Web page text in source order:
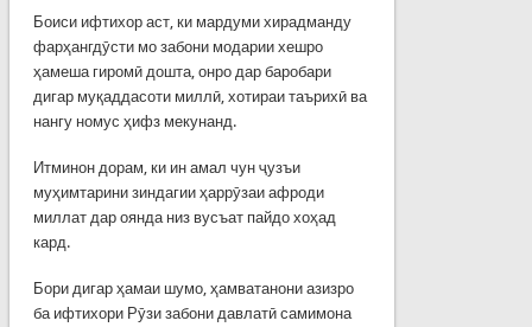
Боиси ифтихор аст, ки мардуми хирадманду
фарҳангдӯсти мо забони модарии хешро
ҳамеша гиромӣ дошта, онро дар баробари
дигар муқаддасоти миллӣ, хотираи таърихӣ ва
нангу номус ҳифз мекунанд.
Итминон дорам, ки ин амал чун ҷузъи
муҳимтарини зиндагии ҳаррӯзаи афроди
миллат дар оянда низ вусъат пайдо хоҳад
кард.
Бори дигар ҳамаи шумо, ҳамватанони азизро
ба ифтихори Рӯзи забони давлатӣ самимона